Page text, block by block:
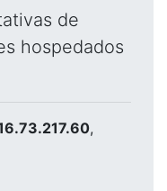
de
hospedados
,